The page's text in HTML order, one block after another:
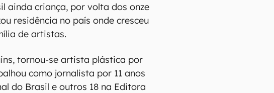
ainda criança, por volta dos onze
residência no país onde cresceu
de artistas.
tornou-se artista plástica por
como jornalista por 11 anos
do Brasil e outros 18 na Editora